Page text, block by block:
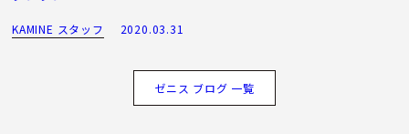
KAMINE スタッフ 2020.03.31
ゼニス ブログ 一覧